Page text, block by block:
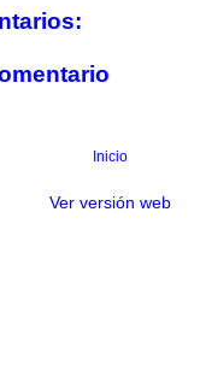
Inicio
Ver versión web